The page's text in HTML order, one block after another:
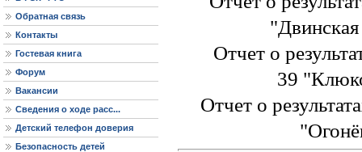
Обратная связь
Контакты
Гостевая книга
Форум
Вакансии
Сведения о ходе расс...
Детский телефон доверия
Безопасность детей
Отчет о
39
Отчет о